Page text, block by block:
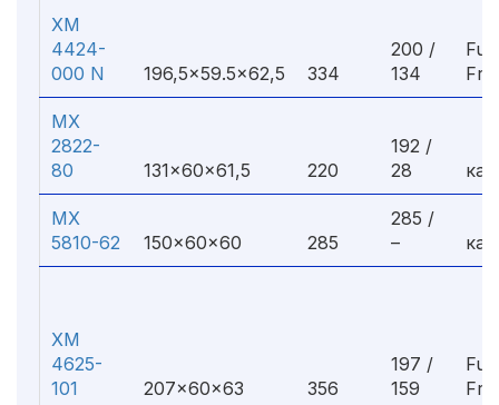
ХМ
4424-
000 N
196,5×59.5×62,5 334
200 /
134
МХ
2822-
80
131×60×61,5 220
192 /
28
МХ
5810-62
150×60×60 285
285 /
–
ХМ
4625-
101
207×60×63 356
197 /
159